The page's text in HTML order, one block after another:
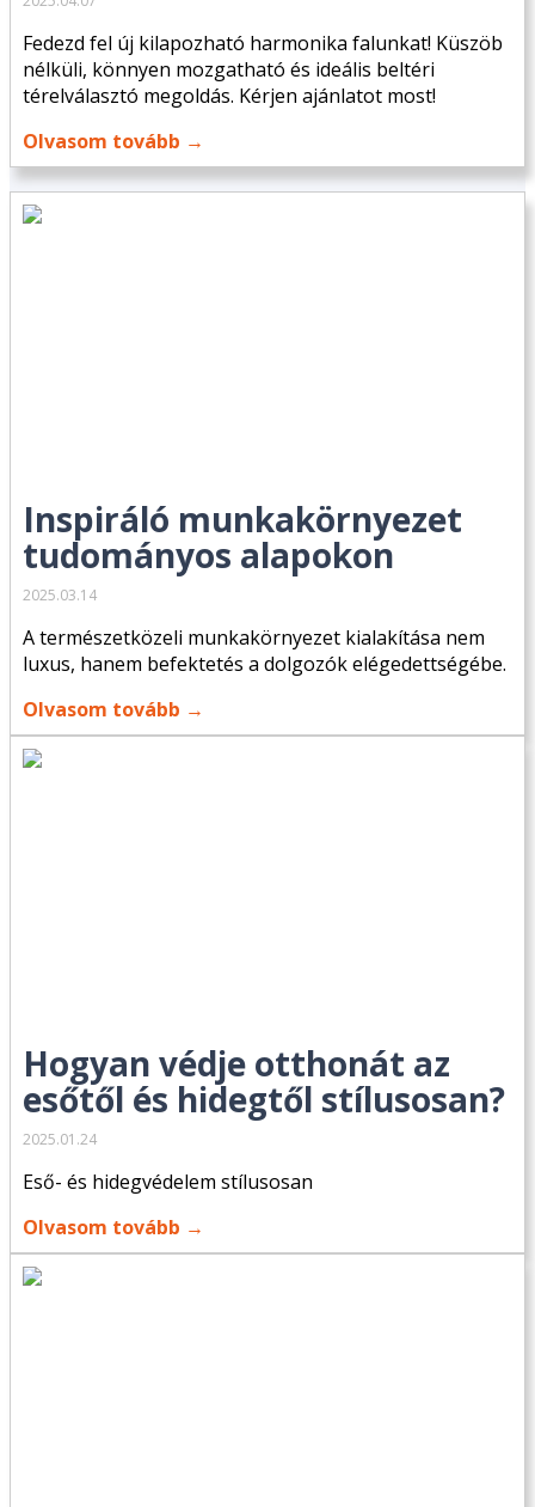
Fedezd fel új kilapozható harmonika falunkat! Küszöb
nélküli, könnyen mozgatható és ideális beltéri
térelválasztó megoldás. Kérjen ajánlatot most!
Olvasom tovább →
Inspiráló munkakörnyezet
tudományos alapokon
2025.03.14
A természetközeli munkakörnyezet kialakítása nem
luxus, hanem befektetés a dolgozók elégedettségébe.
Olvasom tovább →
Hogyan védje otthonát az
esőtől és hidegtől stílusosan?
2025.01.24
Eső- és hidegvédelem stílusosan
Olvasom tovább →